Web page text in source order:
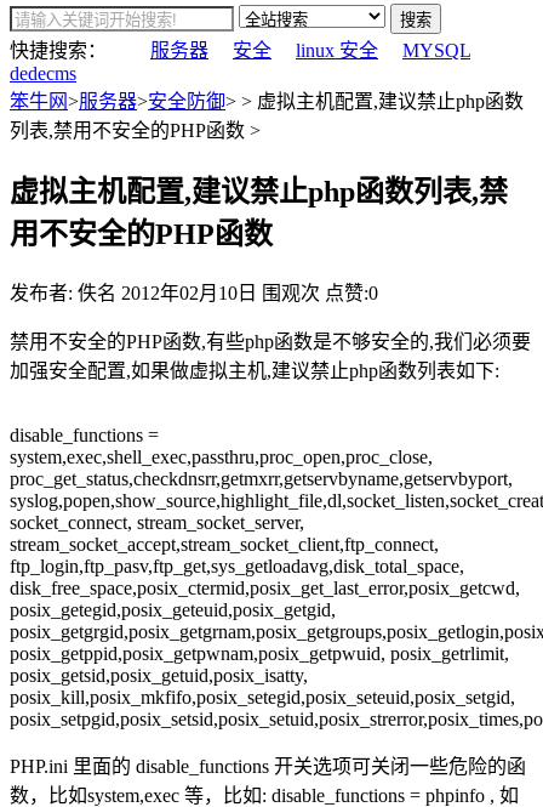
搜索
快捷搜索： 服务器 安全 linux 安全
MYSQL
dedecms
笨牛网>服务器>安全防御> > 虚拟主机配置,建议禁止php函数
列表,禁用不安全的PHP函数 >
虚拟主机配置,建议禁止php函数列表,禁
用不安全的PHP函数
发布者: 佚名 2012年02月10日 围观次 点赞:0
禁用不安全的PHP函数,有些php函数是不够安全的,我们必须要
加强安全配置,如果做虚拟主机,建议禁止php函数列表如下:
disable_functions =
system,exec,shell_exec,passthru,proc_open,proc_close,
proc_get_status,checkdnsrr,getmxrr,getservbyname,getservbyport,
socket_connect, stream_socket_server,
stream_socket_accept,stream_socket_client,ftp_connect,
ftp_login,ftp_pasv,ftp_get,sys_getloadavg,disk_total_space,
disk_free_space,posix_ctermid,posix_get_last_error,posix_getcwd,
posix_getegid,posix_geteuid,posix_getgid,
posix_getppid,posix_getpwnam,posix_getpwuid, posix_getrlimit,
posix_getsid,posix_getuid,posix_isatty,
posix_kill,posix_mkfifo,posix_setegid,posix_seteuid,posix_setgid,
PHP.ini 里面的 disable_functions 开关选项可关闭一些危险的函
数，比如system,exec 等，比如: disable_functions = phpinfo , 如